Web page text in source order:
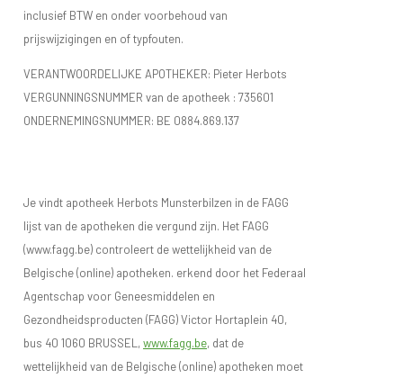
inclusief BTW en onder voorbehoud van
prijswijzigingen en of typfouten.
VERANTWOORDELIJKE APOTHEKER: Pieter Herbots
VERGUNNINGSNUMMER van de apotheek : 735601
ONDERNEMINGSNUMMER: BE 0884.869.137
Je vindt apotheek Herbots Munsterbilzen in de FAGG
lijst van de apotheken die vergund zijn. Het FAGG
(www.fagg.be) controleert de wettelijkheid van de
Belgische (online) apotheken. erkend door het Federaal
Agentschap voor Geneesmiddelen en
Gezondheidsproducten (FAGG) Victor Hortaplein 40,
bus 40 1060 BRUSSEL,www.fagg.be, dat de
wettelijkheid van de Belgische (online) apotheken moet